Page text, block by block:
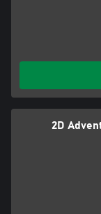
2D Adventures Pack - 15 in 1 - Sweet